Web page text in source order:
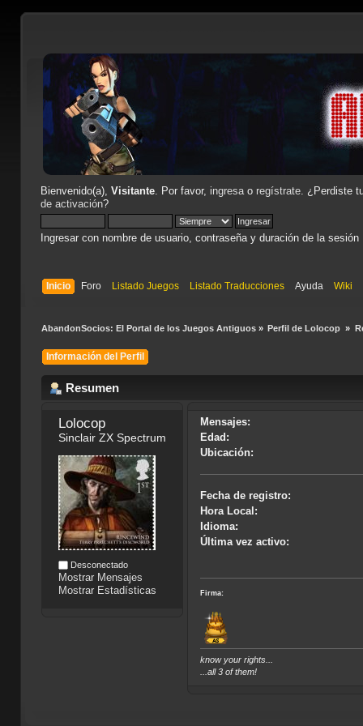
Bienvenido(a), Visitante. Por favor, ingresao regístrate. ¿Perdiste
de activación?
Ingresar con nombre de usuario, contraseña y duración de la sesión
Inicio Foro Listado Juegos Listado Traducciones Ayuda Wiki
AbandonSocios: El Portal de los Juegos Antiguos» Perfil de Lolocop »
Información del Perfil
Resumen
Lolocop
Sinclair ZX Spectrum
Desconectado
Mostrar Mensajes
Mostrar Estadísticas
Mensajes:
Edad:
Ubicación:
Fecha de registro:
Hora Local:
Idioma:
Última vez activo:
Firma:
know your rights...
...all 3 of them!